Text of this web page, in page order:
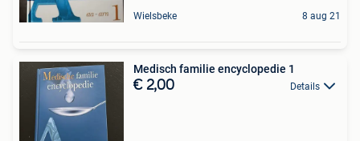
Wielsbeke 8 aug 21
Medisch familie encyclopedie 1
€ 2,00 Details